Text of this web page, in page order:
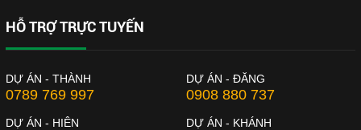
HỖ TRỢ TRỰC TUYẾN
DỰ ÁN - THÀNH
0789 769 997
DỰ ÁN - ĐĂNG
0908 880 737
DỰ ÁN - HIÊN DỰ ÁN - KHÁNH